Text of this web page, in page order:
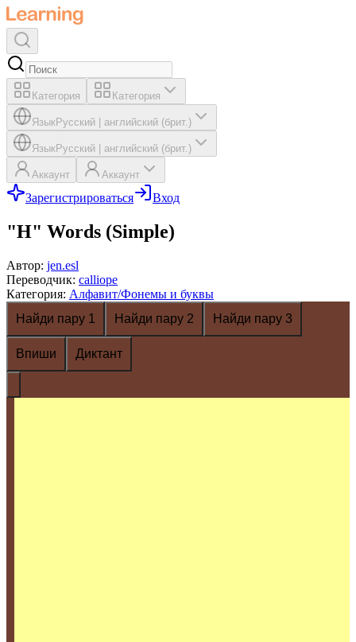
Категория Категория
ЯзыкРусский английский (брит.)
ЯзыкРусский английский (брит.)
Аккаунт Аккаунт
Зарегистрироваться Вход
"H" Words (Simple)
Автор: jen.esl
Переводчик: calliope
Категория: Алфавит/Фонемы и буквы
Найди пару 1
Найди пару 2 Найди пару 3
Впиши Диктант